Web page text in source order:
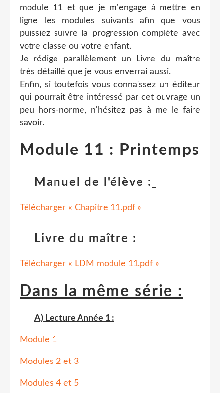
module 11 et que je m'engage à mettre en
ligne les modules suivants afin que vous
puissiez suivre la progression complète avec
votre classe ou votre enfant.
Je rédige parallèlement un Livre du maître
très détaillé que je vous enverrai aussi.
Enfin, si toutefois vous connaissez un éditeur
qui pourrait être intéressé par cet ouvrage un
peu hors-norme, n'hésitez pas à me le faire
savoir.
Module 11 : Printemps
Manuel de l'élève :
Télécharger « Chapitre 11.pdf »
Livre du maître :
Télécharger « LDM module 11.pdf »
Dans la même série :
A) Lecture Année 1 :
Module 1
Modules 2 et 3
Modules 4 et 5